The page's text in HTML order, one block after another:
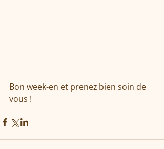
Bon week-en et prenez bien soin de
vous !